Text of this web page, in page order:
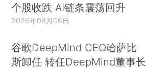
个股收跌 AI链条震荡回升
2026年08月06日
谷歌DeepMind CEO哈萨比
斯卸任 转任DeepMind董事长